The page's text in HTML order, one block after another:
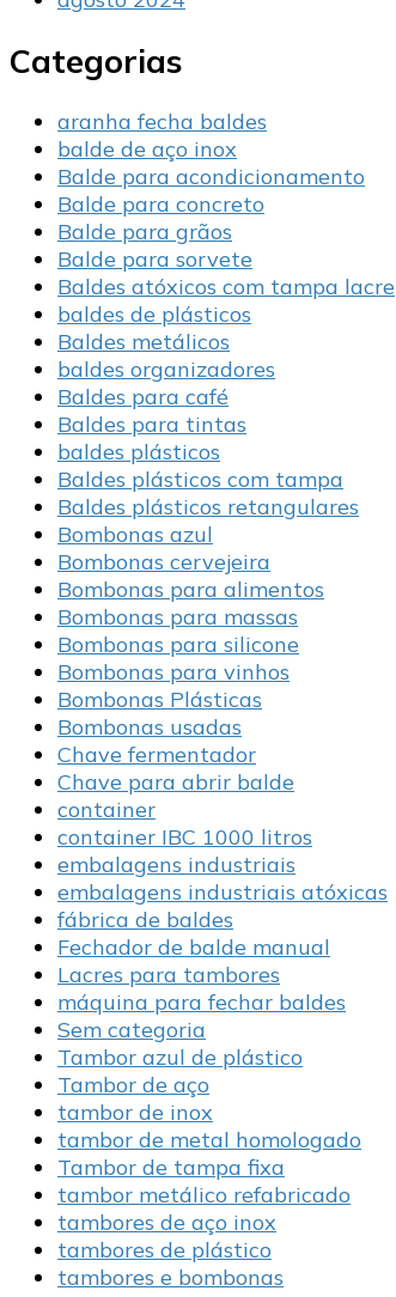
Categorias
aranha fecha baldes
balde de aço inox
Balde para acondicionamento
Balde para concreto
Balde para grãos
Balde para sorvete
Baldes atóxicos com tampa lacre
baldes de plásticos
Baldes metálicos
baldes organizadores
Baldes para café
Baldes para tintas
baldes plásticos
Baldes plásticos com tampa
Baldes plásticos retangulares
Bombonas azul
Bombonas cervejeira
Bombonas para alimentos
Bombonas para massas
Bombonas para silicone
Bombonas para vinhos
Bombonas Plásticas
Bombonas usadas
Chave fermentador
Chave para abrir balde
container
container IBC 1000 litros
embalagens industriais
embalagens industriais atóxicas
fábrica de baldes
Fechador de balde manual
Lacres para tambores
máquina para fechar baldes
Sem categoria
Tambor azul de plástico
Tambor de aço
tambor de inox
tambor de metal homologado
Tambor de tampa fixa
tambor metálico refabricado
tambores de aço inox
tambores de plástico
tambores e bombonas